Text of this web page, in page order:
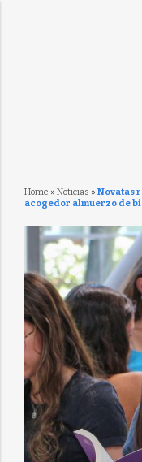
Home » Noticias » Novatas
acogedor almuerzo de